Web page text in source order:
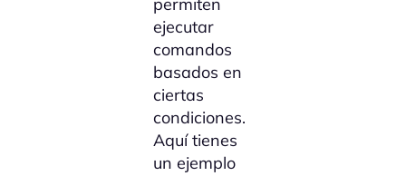
permiten
ejecutar
comandos
basados en
ciertas
condiciones.
Aquí tienes
un ejemplo